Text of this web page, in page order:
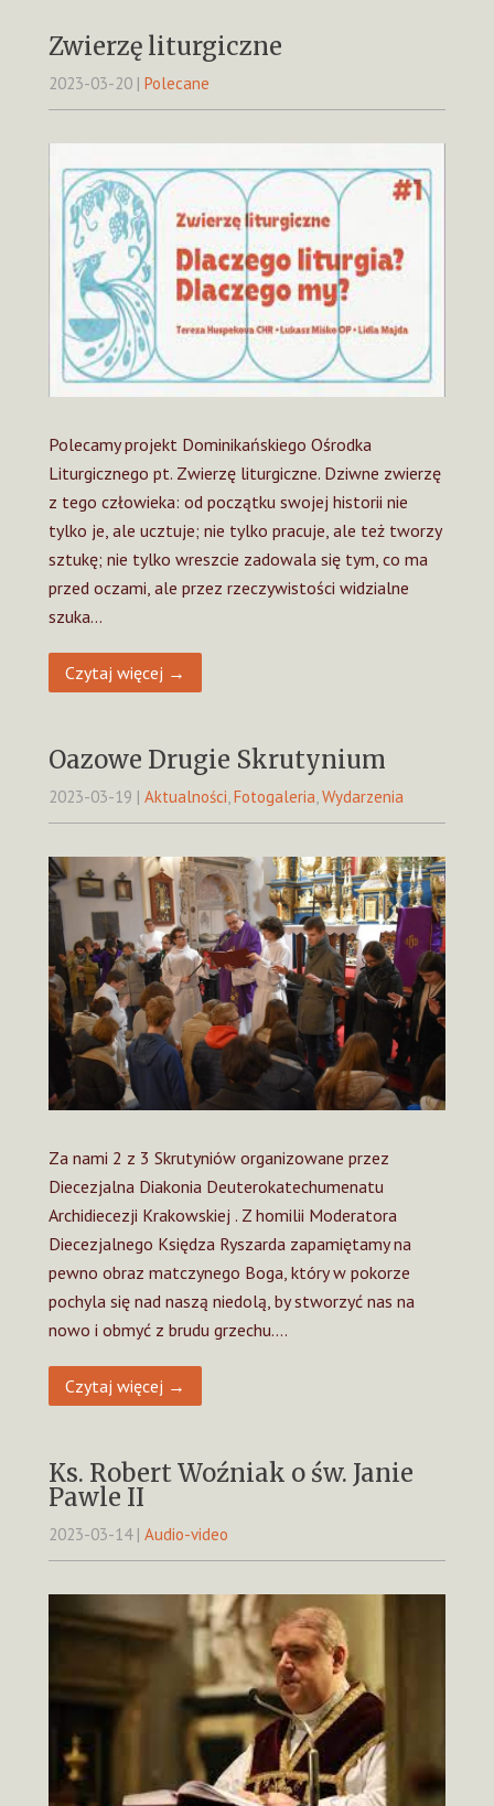
Zwierzę liturgiczne
2023-03-20 | Polecane
Polecamy projekt Dominikańskiego Ośrodka
Liturgicznego pt. Zwierzę liturgiczne. Dziwne zwierzę
z tego człowieka: od początku swojej historii nie
tylko je, ale ucztuje; nie tylko pracuje, ale też tworzy
sztukę; nie tylko wreszcie zadowala się tym, co ma
przed oczami, ale przez rzeczywistości widzialne
szuka…
Czytaj więcej →
Oazowe Drugie Skrutynium
2023-03-19 | Aktualności Fotogaleria Wydarzenia
Za nami 2 z 3 Skrutyniów organizowane przez
Diecezjalna Diakonia Deuterokatechumenatu
Archidiecezji Krakowskiej . Z homilii Moderatora
Diecezjalnego Księdza Ryszarda zapamiętamy na
pewno obraz matczynego Boga, który w pokorze
pochyla się nad naszą niedolą, by stworzyć nas na
nowo i obmyć z brudu grzechu….
Czytaj więcej →
Ks. Robert Woźniak o św. Janie
Pawle II
2023-03-14 | Audio-video